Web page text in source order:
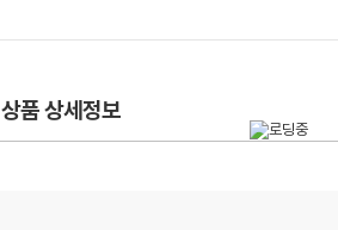
상품 상세정보